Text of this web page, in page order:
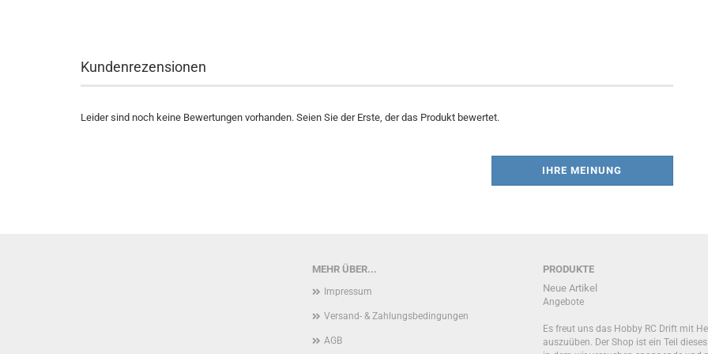
Kundenrezensionen
Leider sind noch keine Bewertungen vorhanden. Seien Sie der Erste, der das Produkt bewertet.
IHRE MEINUNG
MEHR ÜBER...
Impressum
Versand- & Zahlungsbedingungen
AGB
PRODUKTE
Neue Artikel
Angebote
Es freut uns das Hobby RC Drift mit
auszuüben. Der Shop ist ein Teil